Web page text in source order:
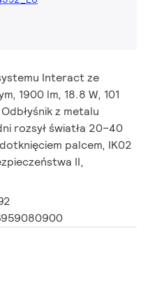
Interact ze
1900 lm, 18.8 W, 101
z metalu
rozsył światła 20–40
palcem, IK02
II,